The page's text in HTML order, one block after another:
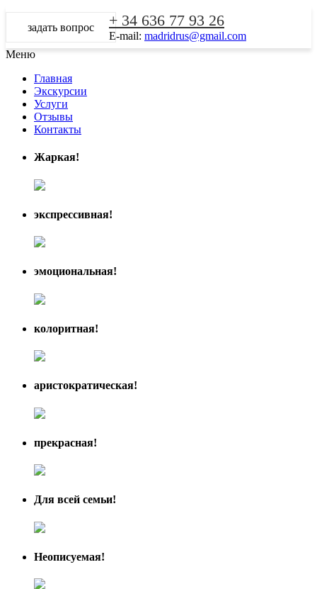
задать вопрос + 34 636 77 93 26
E-mail: madridrus@gmail.com
Меню
Главная
Экскурсии
Услуги
Отзывы
Контакты
Жаркая!
экспрессивная!
эмоциональная!
колоритная!
аристократическая!
прекрасная!
Для всей семьи!
Неописуемая!